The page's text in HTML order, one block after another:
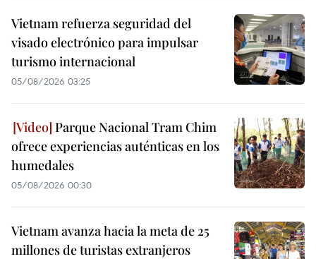
Vietnam refuerza seguridad del
visado electrónico para impulsar
turismo internacional
05/08/2026 03:25
Parque Nacional Tram Chim
ofrece experiencias auténticas en los
humedales
05/08/2026 00:30
Vietnam avanza hacia la meta de 25
millones de turistas extranjeros